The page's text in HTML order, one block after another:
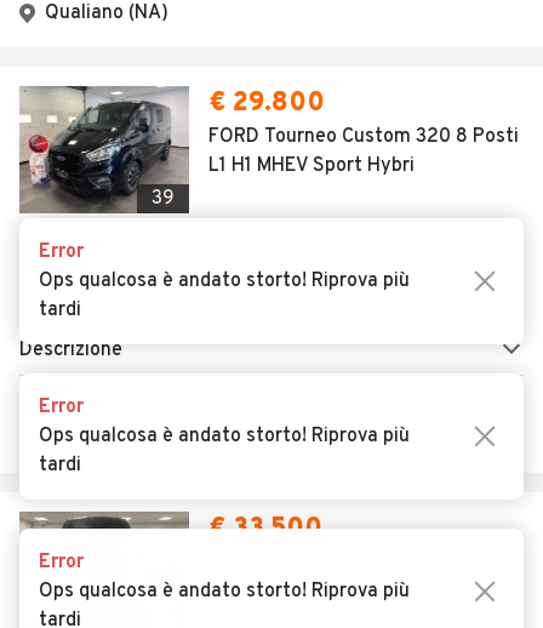
Qualiano (NA)
39
€ 29.800
FORD Tourneo Custom 320 8 Posti
L1 H1 MHEV Sport Hybri
Usato
149 CV (110 KW)
Manuale
Descrizione
GRUPPO SGARIGLIA SRL
Qualiano (NA)
€ 33.500
Alto L3 H2 PL-TM Combi 2.0 TDCi
Error
Ops qualcosa è andato storto! Riprova più
tardi
Error
Ops qualcosa è andato storto! Riprova più
tardi
Error
Ops qualcosa è andato storto! Riprova più
tardi
Error
Ops qualcosa è andato storto! Riprova più
tardi